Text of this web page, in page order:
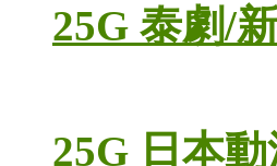
25G 泰劇/
25G 日本